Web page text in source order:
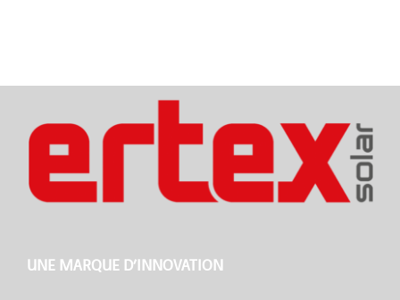
UNE MARQUE D’INNOVATION